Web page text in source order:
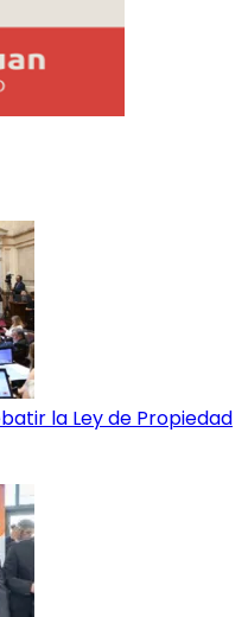
la Ley de Propiedad